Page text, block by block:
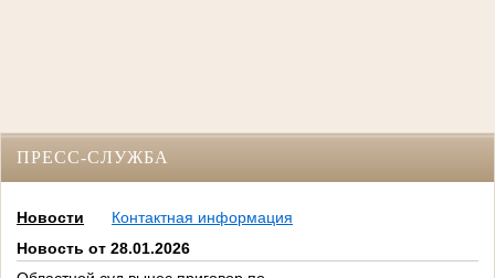
ПРЕСС-СЛУЖБА
Новости
Контактная информация
Новость от 28.01.2026